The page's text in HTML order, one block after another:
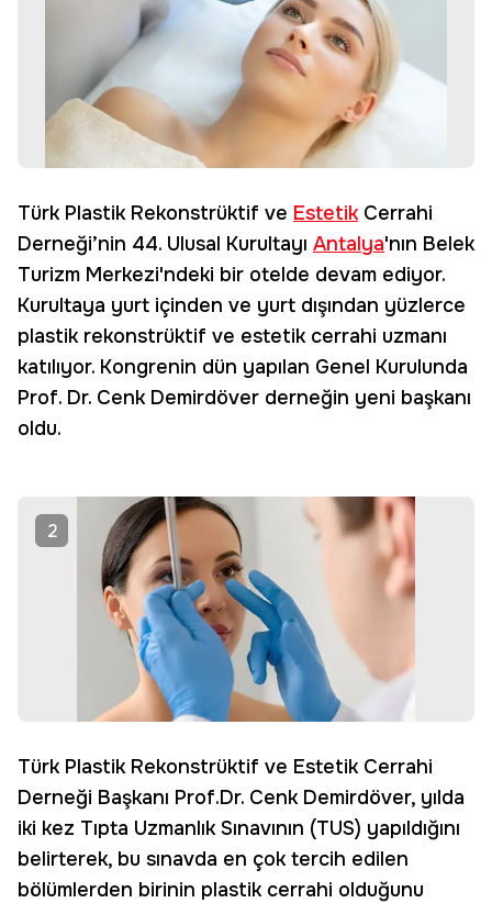
Türk Plastik Rekonstrüktif ve EstetikCerrahi
Derneği’nin 44. Ulusal Kurultayı Antalya'nın Belek
Turizm Merkezi'ndeki bir otelde devam ediyor.
Kurultaya yurt içinden ve yurt dışından yüzlerce
plastik rekonstrüktif ve estetik cerrahi uzmanı
katılıyor. Kongrenin dün yapılan Genel Kurulunda
Prof. Dr. Cenk Demirdöver derneğin yeni başkanı
oldu.
2
Türk Plastik Rekonstrüktif ve Estetik Cerrahi
Derneği Başkanı Prof.Dr. Cenk Demirdöver, yılda
iki kez Tıpta Uzmanlık Sınavının (TUS) yapıldığını
belirterek, bu sınavda en çok tercih edilen
bölümlerden birinin plastik cerrahi olduğunu